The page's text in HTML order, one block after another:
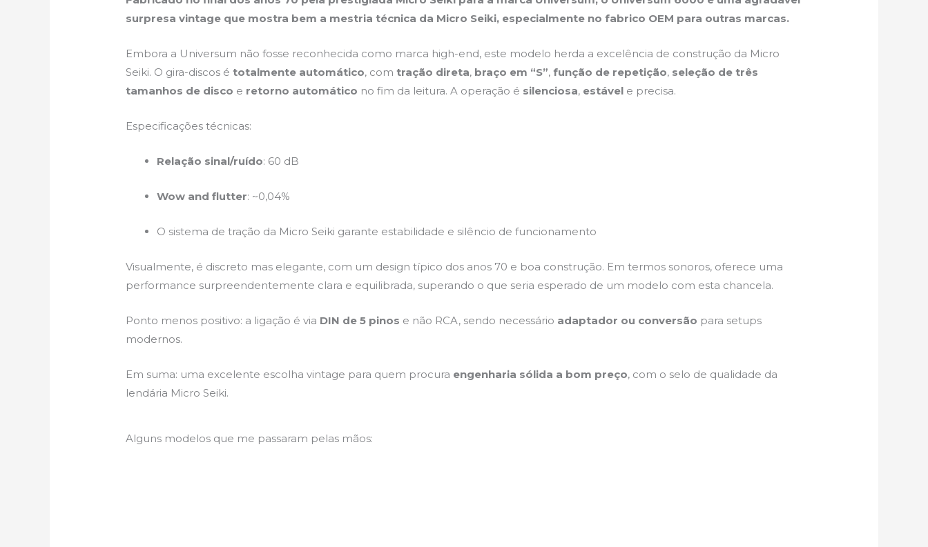
surpresa vintage que mostra bem a mestria técnica da Micro Seiki, especialmente no fabrico OEM para outras marcas.
Embora a Universum não fosse reconhecida como marca high-end, este modelo herda a excelência de construção da Micro
Seiki. O gira-discos étotalmente automático, comtração direta, braço em “S”,função de repetição, seleção de três
tamanhos de disco e retorno automático no fim da leitura. A operação é silenciosa, estável e precisa.
Especificações técnicas:
Relação sinal/ruído: 60 dB
Wow and flutter: ~0,04%
O sistema de tração da Micro Seiki garante estabilidade e silêncio de funcionamento
Visualmente, é discreto mas elegante, com um design típico dos anos 70 e boa construção. Em termos sonoros, oferece uma
performance surpreendentemente clara e equilibrada, superando o que seria esperado de um modelo com esta chancela.
Ponto menos positivo: a ligação é via DIN de 5 pinos e não RCA, sendo necessário adaptador ou conversão para setups
modernos.
Em suma: uma excelente escolha vintage para quem procura engenharia sólida a bom preço, com o selo de qualidade da
lendária Micro Seiki.
Alguns modelos que me passaram pelas mãos: